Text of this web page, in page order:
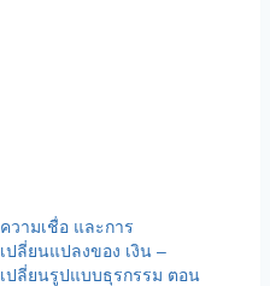
ความเชื่อ และการ
เปลี่ยนแปลงของ เงิน –
เปลี่ยนรูปแบบธุรกรรม ตอน